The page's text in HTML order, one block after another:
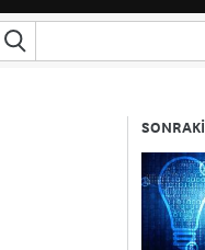
SONRAKİ